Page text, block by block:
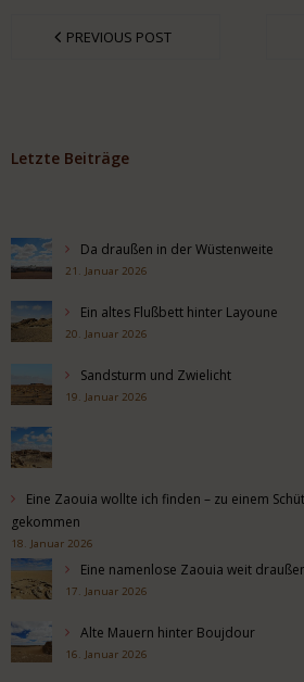
PREVIOUS POST
Letzte Beiträge
Da draußen in der Wüstenweite
21. Januar 2026
Ein altes Flußbett hinter Layoune
20. Januar 2026
Sandsturm und Zwielicht
19. Januar 2026
Eine Zaouia wollte ich finden – zu einem
gekommen
18. Januar 2026
Eine namenlose Zaouia weit
17. Januar 2026
Alte Mauern hinter Boujdour
16. Januar 2026